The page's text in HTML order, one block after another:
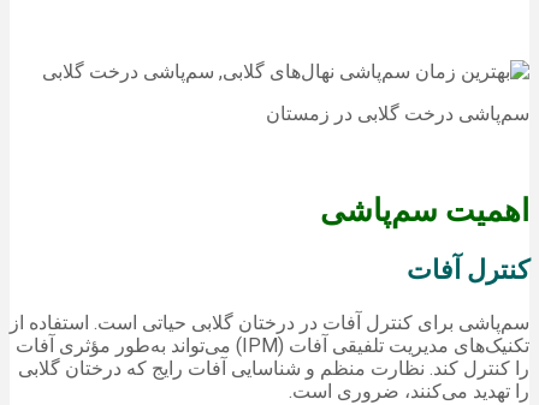
سم‌پاشی درخت گلابی در زمستان
اهمیت سم‌پاشی
کنترل آفات
سم‌پاشی برای کنترل آفات در درختان گلابی حیاتی است. استفاده از
تکنیک‌های مدیریت تلفیقی آفات (IPM) می‌تواند به‌طور مؤثری آفات
را کنترل کند. نظارت منظم و شناسایی آفات رایج که درختان گلابی
را تهدید می‌کنند، ضروری است.